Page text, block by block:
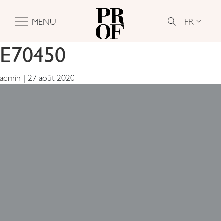
MENU FR
E70450
admin | 27 août 2020